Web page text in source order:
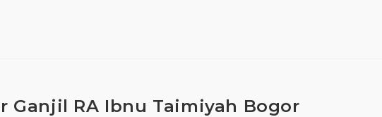
Ganjil RA Ibnu Taimiyah Bogor